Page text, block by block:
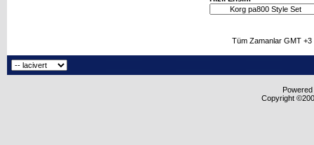
Tüm Zamanlar GMT
Copyright